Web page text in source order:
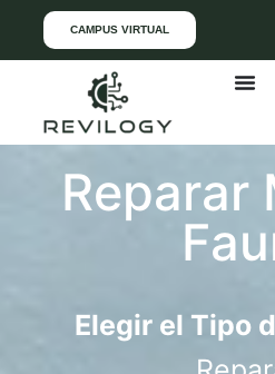
CAMPUS VIRTUAL
Reparar
Elegir el Tipo